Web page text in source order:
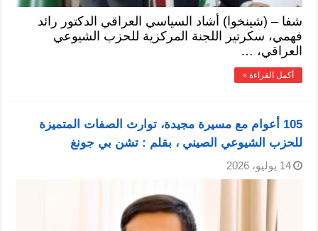
شفا – (شينخوا) أشاد السياسي العراقي الدكتور رائد
فهمي، سكرتير اللجنة المركزية للحزب الشيوعي
العراقي، …
أكمل القراءة »
105 أعوام مع مسيرة مجيدة، توارث الصفات المتميزة
للحزب الشيوعي الصيني ، بقلم : تشن بي جونغ
14 يوليو، 2026